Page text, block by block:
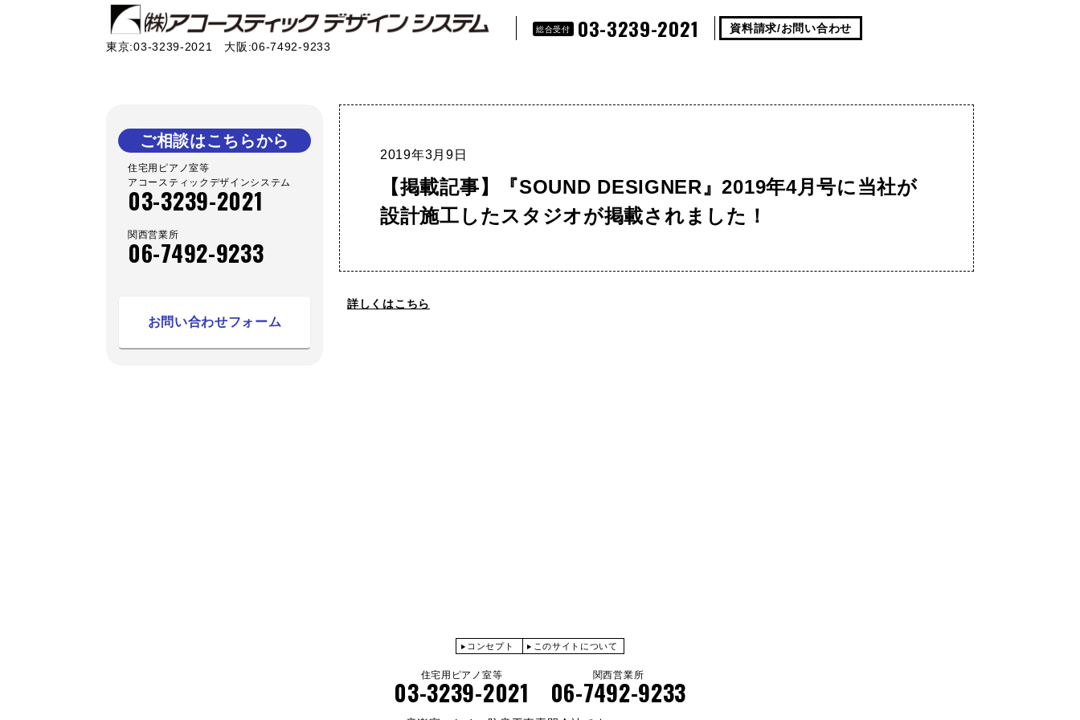
東京:03-3239-2021 大阪:06-7492-9233
総合受付 03-3239-2021 資料請求/お問い合わせ
ご相談はこちらから
住宅用ピアノ室等
アコースティックデザインシステム
03-3239-2021
関西営業所
06-7492-9233
お問い合わせフォーム
2019年3月9日
【掲載記事】『SOUND DESIGNER』2019年4月号に当社が
設計施工したスタジオが掲載されました！
詳しくはこちら
コンセプト このサイトについて
住宅用ピアノ室等
03-3239-2021
関西営業所
06-7492-9233